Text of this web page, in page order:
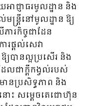
ាជ្ញាធរមូលដ្ឋាន និង
មន្ត្រីនៅមូលដ្ឋាន ឱ្យ
ារកិច្ចជាដែន
រផ្តល់សេវា
យបានល្អប្រសើរ និង
លជាក្តីកង្វល់របស់
ានប្រសិទ្ធភាព និង
ោះ សម្តេចតេជោហ៊ុន